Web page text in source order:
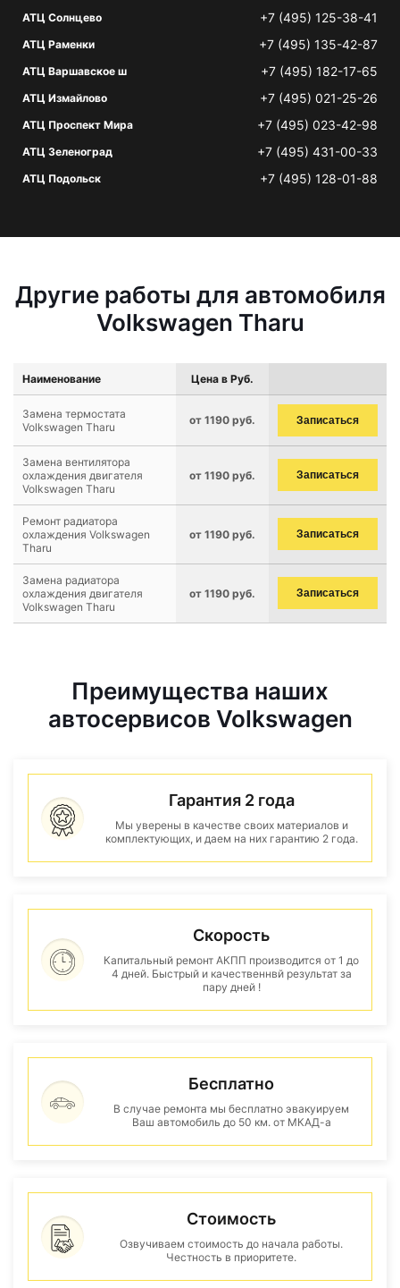
АТЦ Солнцево +7 (495) 125-38-41
АТЦ Раменки +7 (495) 135-42-87
АТЦ Варшавское ш +7 (495) 182-17-65
АТЦ Измайлово +7 (495) 021-25-26
АТЦ Проспект Мира +7 (495) 023-42-98
АТЦ Зеленоград +7 (495) 431-00-33
АТЦ Подольск +7 (495) 128-01-88
Другие работы для автомобиля
Volkswagen Tharu
Наименование Цена в Руб.
Замена термостата
Volkswagen Tharu
от 1190 руб. Записаться
Замена вентилятора
охлаждения двигателя
Volkswagen Tharu
от 1190 руб. Записаться
Ремонт радиатора
охлаждения Volkswagen
Tharu
от 1190 руб. Записаться
Замена радиатора
охлаждения двигателя
Volkswagen Tharu
от 1190 руб. Записаться
Преимущества наших
автосервисов Volkswagen
Гарантия 2 года
Мы уверены в качестве своих материалов и
комплектующих, и даем на них гарантию 2 года.
Скорость
Капитальный ремонт АКПП производится от 1 до
4 дней. Быстрый и качественнвй результат за
пару дней !
Бесплатно
В случае ремонта мы бесплатно эвакуируем
Ваш автомобиль до 50 км. от МКАД-а
Стоимость
Озвучиваем стоимость до начала работы.
Честность в приоритете.